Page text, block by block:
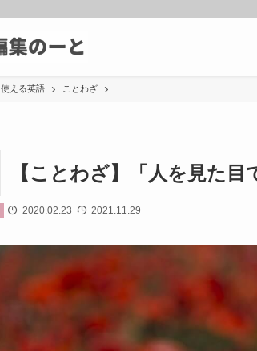
使える英語 ことわざ
【ことわざ】「人を見た
2020.02.23 2021.11.29